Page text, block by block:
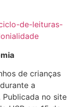
de-leituras-
de crianças
a
Publicada no site